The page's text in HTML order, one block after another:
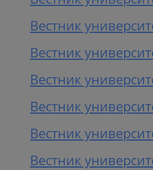
Вестник
Вестник
Вестник
Вестник
Вестник
Вестник